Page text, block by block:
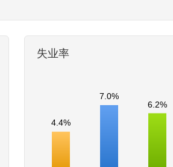
失业率
4.4%
7.0%
6.2%